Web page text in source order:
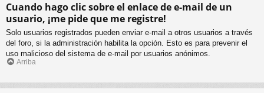
Cuando hago clic sobre el enlace de e-mail de un
usuario, ¡me pide que me registre!
Solo usuarios registrados pueden enviar e-mail a otros usuarios a través
del foro, si la administración habilita la opción. Esto es para prevenir el
uso malicioso del sistema de e-mail por usuarios anónimos.
Arriba